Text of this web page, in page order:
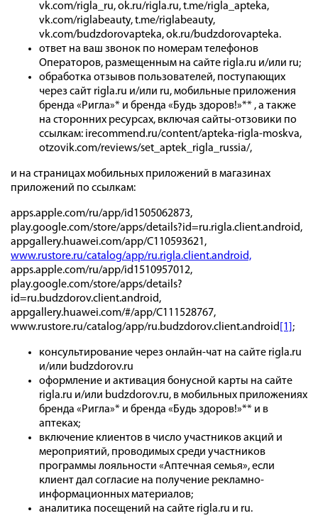
vk.com/rigla_ru, ok.ru/rigla.ru, t.me/rigla_apteka,
vk.com/riglabeauty, t.me/riglabeauty,
vk.com/budzdorovapteka, ok.ru/budzdorovapteka.
ответ на ваш звонок по номерам телефонов
Операторов, размещенным на сайте rigla.ru и/или ru;
обработка отзывов пользователей, поступающих
через сайт rigla.ru и/или ru, мобильные приложения
бренда «Ригла»* и бренда «Будь здоров!»** , а также
на сторонних ресурсах, включая сайты-отзовики по
ссылкам: irecommend.ru/content/apteka-rigla-moskva,
otzovik.com/reviews/set_aptek_rigla_russia/,
и на страницах мобильных приложений в магазинах
приложений по ссылкам:
apps.apple.com/ru/app/id1505062873,
play.google.com/store/apps/details?id=ru.rigla.client.android,
appgallery.huawei.com/app/C110593621,
www.rustore.ru/catalog/app/ru.rigla.client.android,
apps.apple.com/ru/app/id1510957012,
play.google.com/store/apps/details?
id=ru.budzdorov.client.android,
appgallery.huawei.com/#/app/C111528767,
www.rustore.ru/catalog/app/ru.budzdorov.client.android [1] ;
консультирование через онлайн-чат на сайте rigla.ru
и/или budzdorov.ru
оформление и активация бонусной карты на сайте
rigla.ru и/или budzdorov.ru, в мобильных приложениях
бренда «Ригла»* и бренда «Будь здоров!»** и в
аптеках;
включение клиентов в число участников акций и
мероприятий, проводимых среди участников
программы лояльности «Аптечная семья», если
клиент дал согласие на получение рекламно-
информационных материалов;
аналитика посещений на сайте rigla.ru и ru.